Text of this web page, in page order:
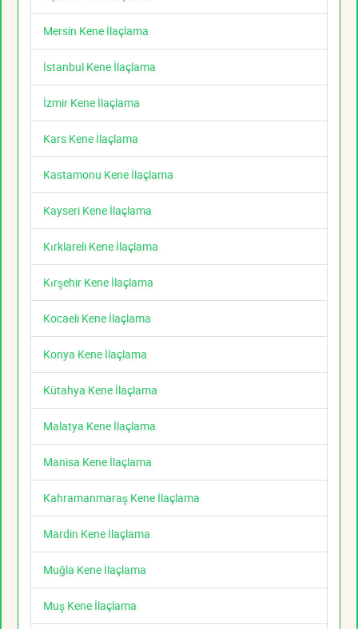
Mersin Kene İlaçlama
İstanbul Kene İlaçlama
İzmir Kene İlaçlama
Kars Kene İlaçlama
Kastamonu Kene İlaçlama
Kayseri Kene İlaçlama
Kırklareli Kene İlaçlama
Kırşehir Kene İlaçlama
Kocaeli Kene İlaçlama
Konya Kene İlaçlama
Kütahya Kene İlaçlama
Malatya Kene İlaçlama
Manisa Kene İlaçlama
Kahramanmaraş Kene İlaçlama
Mardin Kene İlaçlama
Muğla Kene İlaçlama
Muş Kene İlaçlama